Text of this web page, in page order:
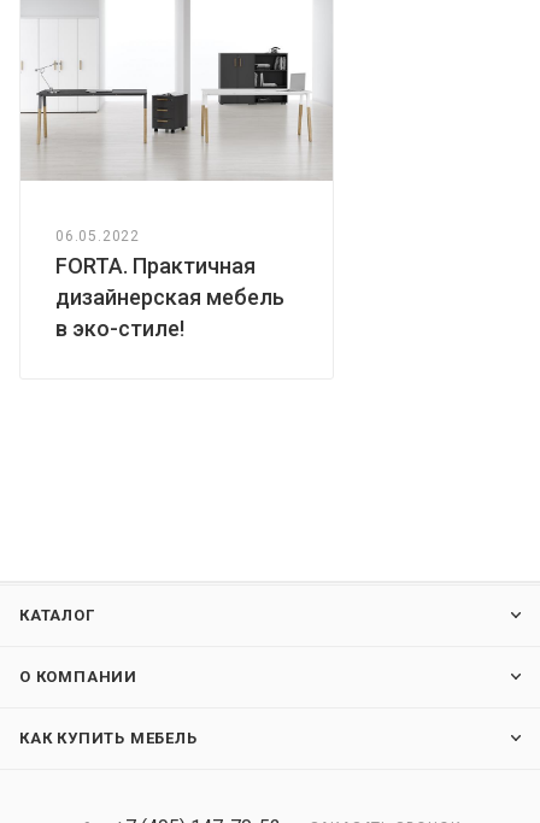
неровном полу.
06.05.2022
FORTA. Практичная
дизайнерская мебель
в эко-стиле!
КАТАЛОГ
О КОМПАНИИ
КАК КУПИТЬ МЕБЕЛЬ